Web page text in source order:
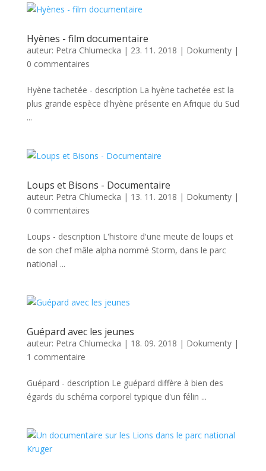
Hyènes - film documentaire
auteur: Petra Chlumecka | 23. 11. 2018 | Dokumenty|
0 commentaires
Hyène tachetée - description La hyène tachetée est la
plus grande espèce d'hyène présente en Afrique du Sud
...
Loups et Bisons - Documentaire
auteur: Petra Chlumecka | 13. 11. 2018 | Dokumenty|
0 commentaires
Loups - description L'histoire d'une meute de loups et
de son chef mâle alpha nommé Storm, dans le parc
national ...
Guépard avec les jeunes
auteur: Petra Chlumecka | 18. 09. 2018 | Dokumenty|
1 commentaire
Guépard - description Le guépard diffère à bien des
égards du schéma corporel typique d'un félin ...